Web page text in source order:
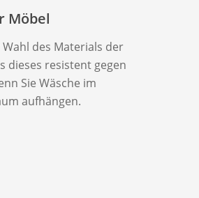
Möbel
des Materials der
dieses resistent gegen
Sie Wäsche im
aufhängen.